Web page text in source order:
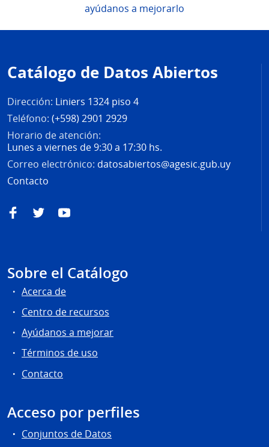
ayúdanos a mejorarlo
de
página
Catálogo de Datos Abiertos
Dirección: Liniers 1324 piso 4
Teléfono: (+598) 2901 2929
Horario de atención:
Lunes a viernes de 9:30 a 17:30 hs.
Correo electrónico: datosabiertos@agesic.gub.uy
Contacto
FacebookTwitterYouTube
Sobre el Catálogo
Acerca de
Centro de recursos
Ayúdanos a mejorar
Términos de uso
Contacto
Acceso por perfiles
Conjuntos de Datos